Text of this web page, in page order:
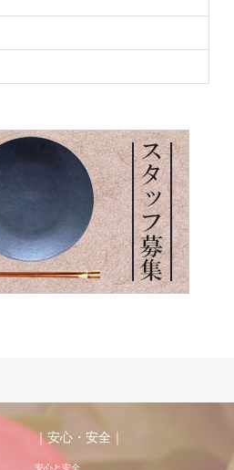
｜安心・安全｜
安心と安全